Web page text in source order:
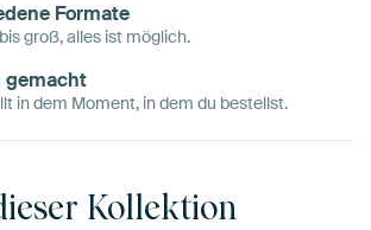
Formate
groß, alles ist möglich.
gemacht
in dem Moment, in dem du bestellst.
Kollektion